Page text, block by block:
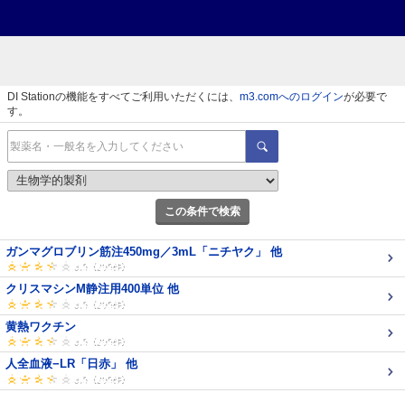
DI Stationの機能をすべてご利用いただくには、 m3.comへのログインが必要で
す。
この条件で検索
ガンマグロブリン筋注450mg／3mL「ニチヤク」 他
クリスマシンM静注用400単位 他
黄熱ワクチン
人全血液−LR「日赤」 他